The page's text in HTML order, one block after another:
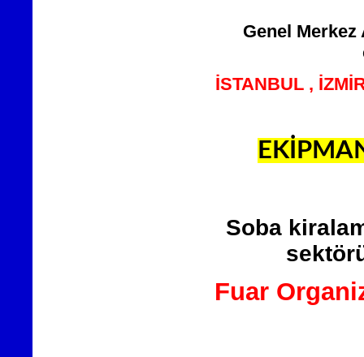
Genel Merkez
İSTANBUL ,
Soba
Fuar